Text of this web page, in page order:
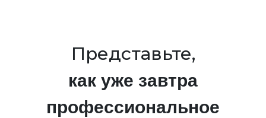
Представьте,
как уже завтра
профессиональное